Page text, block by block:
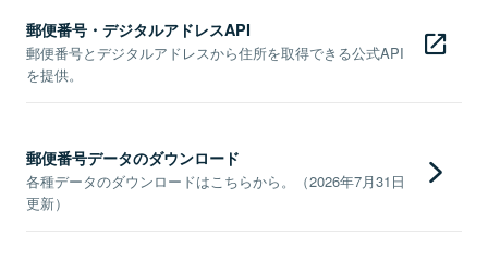
郵便番号・デジタルアドレスAPI
郵便番号とデジタルアドレスから住所を取得できる公式API
を提供。
郵便番号データのダウンロード
各種データのダウンロードはこちらから。（2026年7月31日
更新）